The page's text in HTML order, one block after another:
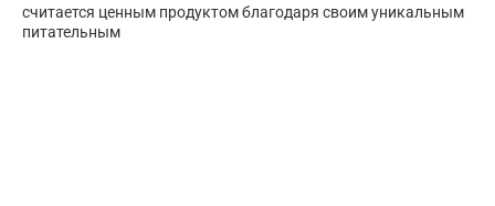
считается ценным продуктом благодаря своим уникальным
питательным